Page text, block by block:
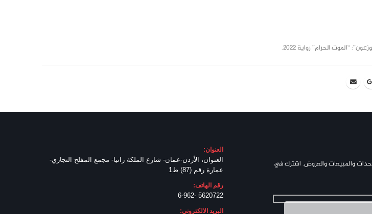
“الموت الحرام” رواية 2022.
والمبيعات والعروض. اشترك في
العنوان:
العنوان، الأردن-عمان- شارع الملكة رانيا- مجمع المفلح التجاري-
عمارة رقم (87) ط1
رقم الهاتف:
5620722 -6-962
البريد الالكتروني: